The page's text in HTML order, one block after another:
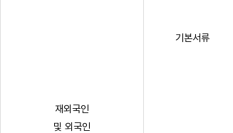
재외국인
및 외국인
기본서류